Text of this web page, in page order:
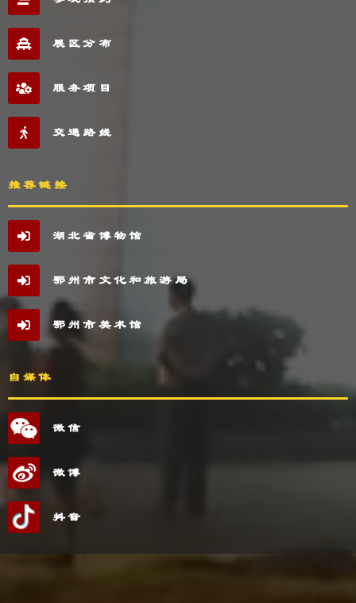
展区分布
服务项目
交通路线
推荐链接
湖北省博物馆
鄂州市文化和旅游局
鄂州市美术馆
自媒体
微信
微博
抖音